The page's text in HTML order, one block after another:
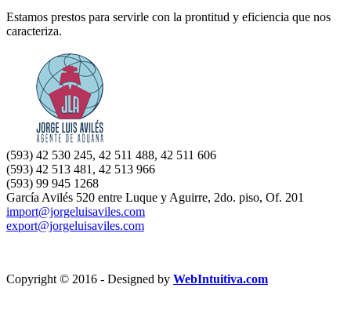
Estamos prestos para servirle con la prontitud y eficiencia que nos
caracteriza.
(593) 42 530 245, 42 511 488, 42 511 606
(593) 42 513 481, 42 513 966
(593) 99 945 1268
García Avilés 520 entre Luque y Aguirre, 2do. piso, Of. 201
import@jorgeluisaviles.com
export@jorgeluisaviles.com
Copyright © 2016 - Designed by WebIntuitiva.com